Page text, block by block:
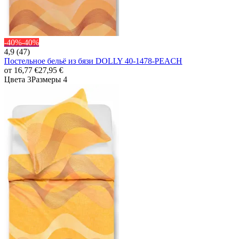
-40%-40%
4,9 (47)
Постельное бельё из бязи DOLLY 40-1478-PEACH
от 16,77 €27,95 €
Цвета 3Размеры 4